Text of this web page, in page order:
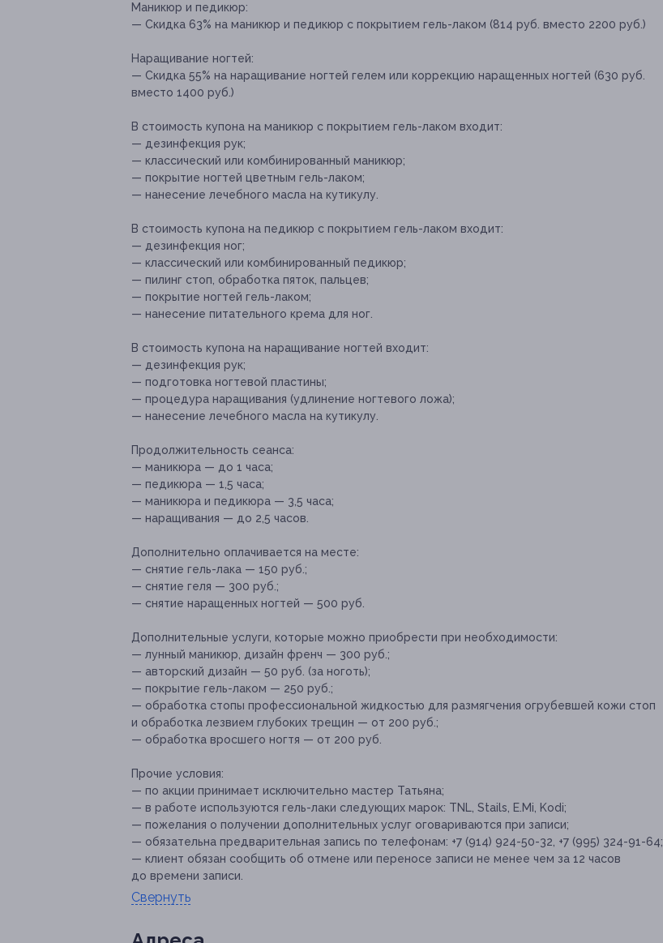
Маникюр и педикюр:
— Скидка 63% на маникюр и педикюр с покрытием гель-лаком (814 руб. вместо 2200 руб.)
Наращивание ногтей:
— Скидка 55% на наращивание ногтей гелем или коррекцию наращенных ногтей (630 руб.
вместо 1400 руб.)
В стоимость купона на маникюр с покрытием гель-лаком входит:
— дезинфекция рук;
— классический или комбинированный маникюр;
— покрытие ногтей цветным гель-лаком;
— нанесение лечебного масла на кутикулу.
В стоимость купона на педикюр с покрытием гель-лаком входит:
— дезинфекция ног;
— классический или комбинированный педикюр;
— пилинг стоп, обработка пяток, пальцев;
— покрытие ногтей гель-лаком;
— нанесение питательного крема для ног.
В стоимость купона на наращивание ногтей входит:
— дезинфекция рук;
— подготовка ногтевой пластины;
— процедура наращивания (удлинение ногтевого ложа);
— нанесение лечебного масла на кутикулу.
Продолжительность сеанса:
— маникюра — до 1 часа;
— педикюра — 1,5 часа;
— маникюра и педикюра — 3,5 часа;
— наращивания — до 2,5 часов.
Дополнительно оплачивается на месте:
— снятие гель-лака — 150 руб.;
— снятие геля — 300 руб.;
— снятие наращенных ногтей — 500 руб.
Дополнительные услуги, которые можно приобрести при необходимости:
— лунный маникюр, дизайн френч — 300 руб.;
— авторский дизайн — 50 руб. (за ноготь);
— покрытие гель-лаком — 250 руб.;
— обработка стопы профессиональной жидкостью для размягчения огрубевшей кожи стоп
и обработка лезвием глубоких трещин — от 200 руб.;
— обработка вросшего ногтя — от 200 руб.
Прочие условия:
— по акции принимает исключительно мастер Татьяна;
— в работе используются гель-лаки следующих марок: TNL, Stails, E.Mi, Kodi;
— пожелания о получении дополнительных услуг оговариваются при записи;
— обязательна предварительная запись по телефонам: +7 (914) 924-50-32, +7 (995) 324-91-64;
— клиент обязан сообщить об отмене или переносе записи не менее чем за 12 часов
до времени записи.
Свернуть